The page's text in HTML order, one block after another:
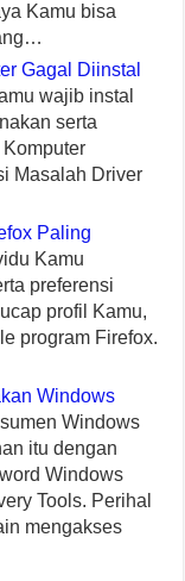
Kamu bisa
Gagal Diinstal
wajib instal
serta
Masalah Driver
Paling
Kamu
preferensi
profil Kamu,
program Firefox.
Windows
Windows
itu dengan
Windows
Tools. Perihal
mengakses